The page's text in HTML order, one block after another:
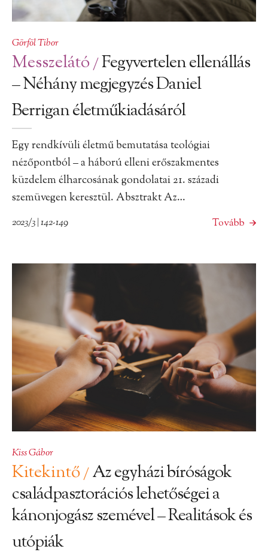
Görföl Tibor
Messzelátó /Fegyvertelen ellenállás
– Néhány megjegyzés Daniel
Berrigan életműkiadásáról
Egy rendkívüli életmű bemutatása teológiai
nézőpontból – a háború elleni erőszakmentes
küzdelem élharcosának gondolatai 21. századi
szemüvegen keresztül. Absztrakt Az…
2023/3 | 142-149 Tovább
Kiss Gábor
Kitekintő/Az egyházi bíróságok
családpasztorációs lehetőségei a
kánonjogász szemével – Realitások és
utópiák